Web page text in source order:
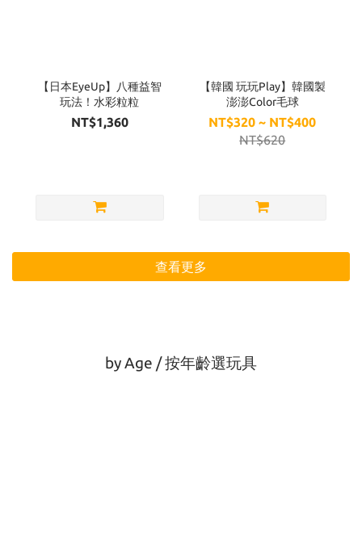
【日本EyeUp】八種益智
玩法！水彩粒粒
NT$1,360
【韓國 玩玩Play】韓國製
澎澎Color毛球
NT$320 ~ NT$400
NT$620
查看更多
by Age / 按年齡選玩具